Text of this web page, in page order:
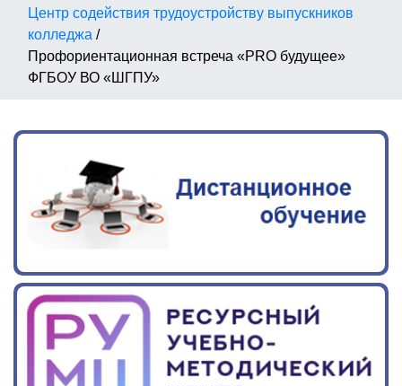
Центр содействия трудоустройству выпускников
колледжа /
Профориентационная встреча «PRO будущее»
ФГБОУ ВО «ШГПУ»